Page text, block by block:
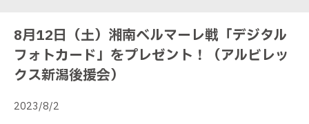
8月12日（土）湘南ベルマーレ戦「デジタル
フォトカード」をプレゼント！（アルビレッ
クス新潟後援会）
2023/8/2